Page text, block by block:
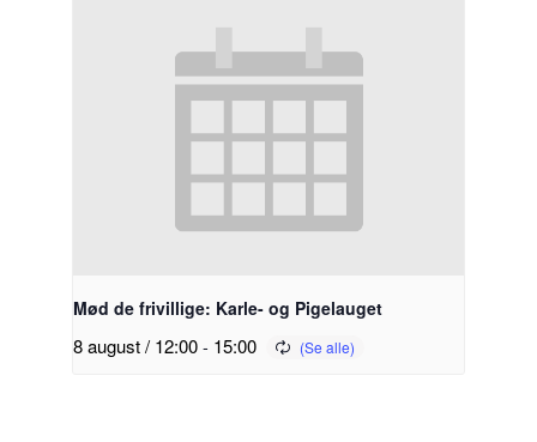
Mød de frivillige: Karle- og Pigelauget
8 august / 12:00- 15:00